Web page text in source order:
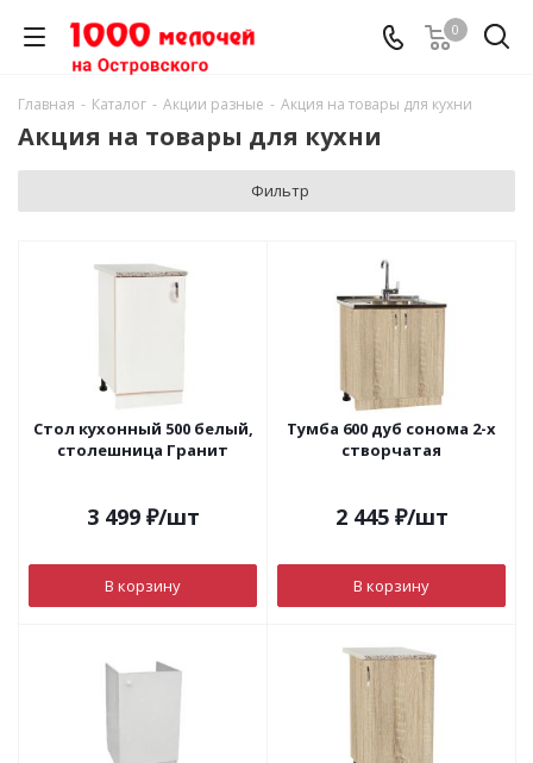
0
Главная - Каталог - Акции разные - Акция на товары для кухни
Акция на товары для кухни
Фильтр
Стол кухонный 500 белый,
столешница Гранит
3 499₽/шт
В корзину
Тумба 600 дуб сонома 2-х
створчатая
2 445₽/шт
В корзину